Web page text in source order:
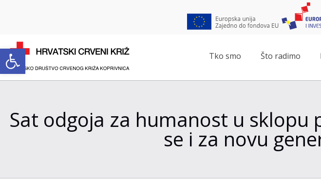
Open toolbar Tko smo Što radimo
Sat odgoja za humanost u sklopu
se i za novu